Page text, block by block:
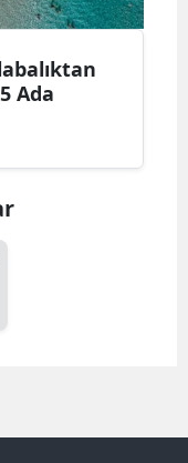
Bolu
Burdur
Bursa
Çorum
Diyarbakır
Ada